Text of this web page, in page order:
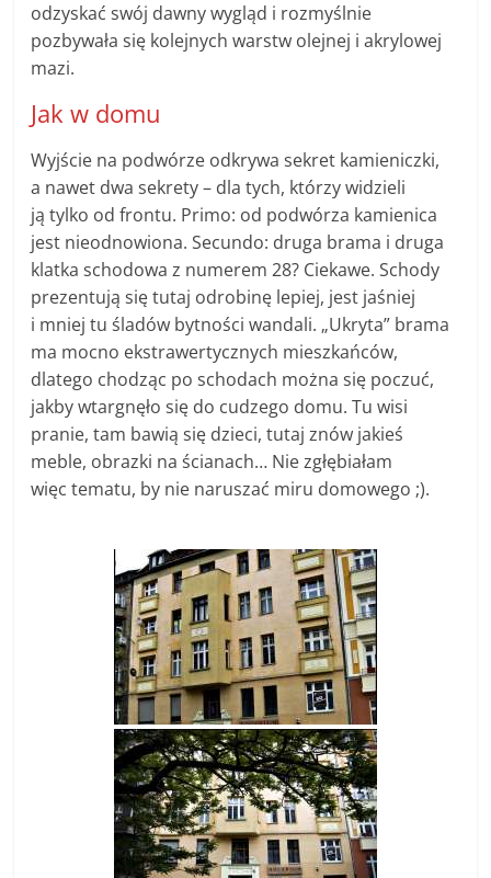
odzyskać swój dawny wygląd i rozmyślnie
pozbywała się kolejnych warstw olejnej i akrylowej
mazi.
Jak w domu
Wyjście na podwórze odkrywa sekret kamieniczki,
a nawet dwa sekrety – dla tych, którzy widzieli
ją tylko od frontu. Primo: od podwórza kamienica
jest nieodnowiona. Secundo: druga brama i druga
klatka schodowa z numerem 28? Ciekawe. Schody
prezentują się tutaj odrobinę lepiej, jest jaśniej
i mniej tu śladów bytności wandali. „Ukryta” brama
ma mocno ekstrawertycznych mieszkańców,
dlatego chodząc po schodach można się poczuć,
jakby wtargnęło się do cudzego domu. Tu wisi
pranie, tam bawią się dzieci, tutaj znów jakieś
meble, obrazki na ścianach… Nie zgłębiałam
więc tematu, by nie naruszać miru domowego ;).